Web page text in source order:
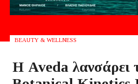
BEAUTY & WELLNESS
Η Aveda λανσάρει